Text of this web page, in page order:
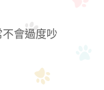
會過度吵